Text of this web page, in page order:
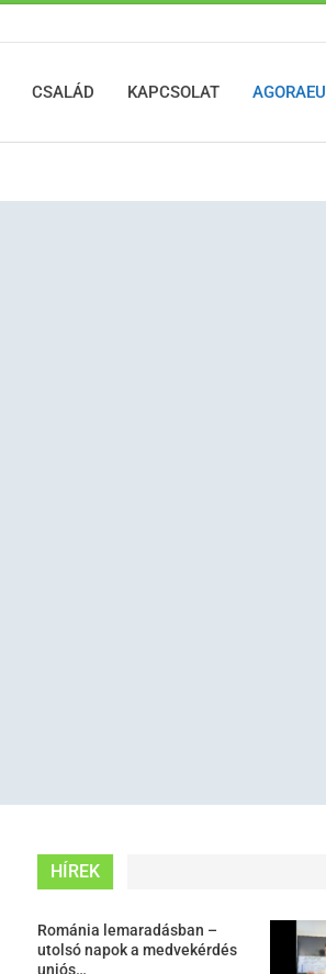
CSALÁD KAPCSOLAT AGORAEU
HÍREK
Románia lemaradásban –
utolsó napok a medvekérdés
uniós…